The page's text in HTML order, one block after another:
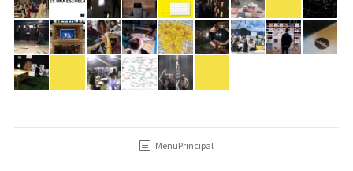
MenuPrincipal